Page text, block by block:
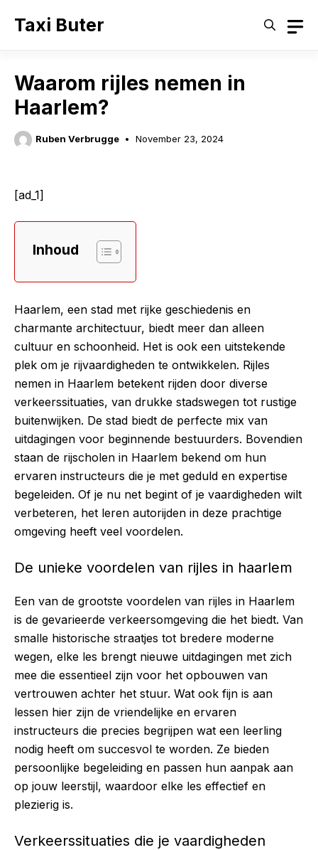
Taxi Buter
Waarom rijles nemen in
Haarlem?
Ruben Verbrugge November 23, 2024
[ad_1]
Inhoud
Haarlem, een stad met rijke geschiedenis en
charmante architectuur, biedt meer dan alleen
cultuur en schoonheid. Het is ook een uitstekende
plek om je rijvaardigheden te ontwikkelen. Rijles
nemen in Haarlem betekent rijden door diverse
verkeerssituaties, van drukke stadswegen tot rustige
buitenwijken. De stad biedt de perfecte mix van
uitdagingen voor beginnende bestuurders. Bovendien
staan de rijscholen in Haarlem bekend om hun
ervaren instructeurs die je met geduld en expertise
begeleiden. Of je nu net begint of je vaardigheden wilt
verbeteren, het leren autorijden in deze prachtige
omgeving heeft veel voordelen.
De unieke voordelen van rijles in haarlem
Een van de grootste voordelen van rijles in Haarlem
is de gevarieerde verkeersomgeving die het biedt. Van
smalle historische straatjes tot bredere moderne
wegen, elke les brengt nieuwe uitdagingen met zich
mee die essentieel zijn voor het opbouwen van
vertrouwen achter het stuur. Wat ook fijn is aan
lessen hier zijn de vriendelijke en ervaren
instructeurs die precies begrijpen wat een leerling
nodig heeft om succesvol te worden. Ze bieden
persoonlijke begeleiding en passen hun aanpak aan
op jouw leerstijl, waardoor elke les effectief en
plezierig is.
Verkeerssituaties die je vaardigheden